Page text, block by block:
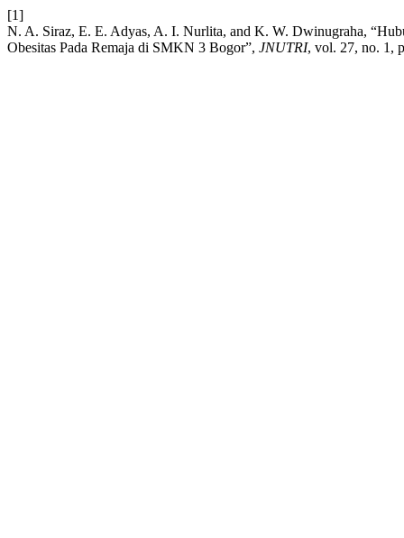
[1]
N. A. Siraz, E. E. Adyas, A. I. Nurlita, and K. W. Dwinugraha,
Obesitas Pada Remaja di SMKN 3 Bogor”, JNUTRI, vol. 27, no. 1,